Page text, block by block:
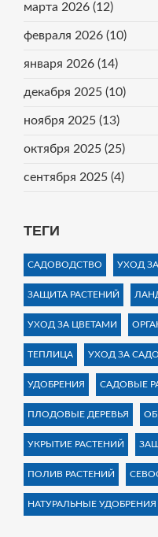
марта 2026 (12)
февраля 2026 (10)
января 2026 (14)
декабря 2025 (10)
ноября 2025 (13)
октября 2025 (25)
сентября 2025 (4)
ТЕГИ
САДОВОДСТВО УХОД
ЗАЩИТА РАСТЕНИЙ
УХОД ЗА ЦВЕТАМИ
ТЕПЛИЦА УХОД ЗА
УДОБРЕНИЯ САДОВЫЕ
ПЛОДОВЫЕ ДЕРЕВЬЯ
УКРЫТИЕ РАСТЕНИЙ
ПОЛИВ РАСТЕНИЙ
НАТУРАЛЬНЫЕ УДОБРЕНИЯ